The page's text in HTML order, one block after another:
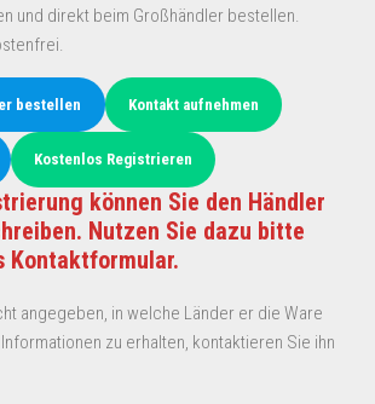
und direkt beim Großhändler bestellen.
bestellen Kontakt aufnehmen
Kostenlos Registrieren
können Sie den Händler
Nutzen Sie dazu bitte
Kontaktformular.
angegeben, in welche Länder er die Ware
zu erhalten, kontaktieren Sie ihn